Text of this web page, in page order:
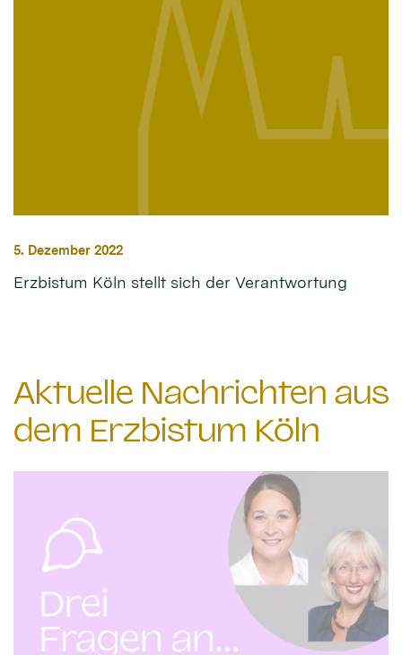
5. Dezember 2022
Erzbistum Köln stellt sich der Verantwortung
Aktuelle Nachrichten aus
dem Erzbistum Köln